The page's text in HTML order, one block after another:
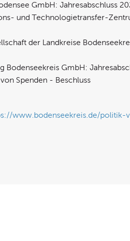
GmbH: Jahresabschluss
und Technologietransfer-
der Landkreise
Bodenseekreis GmbH:
Spenden - Beschluss
www.bodenseekreis.de/